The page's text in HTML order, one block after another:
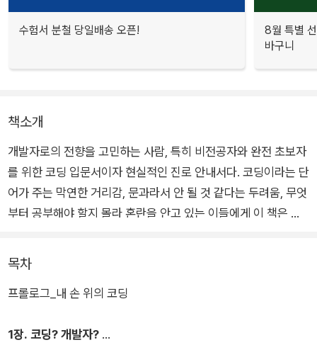
수험서 분철 당일배송 오픈!
8월 특별
바구니
책소개
개발자로의 전향을 고민하는 사람, 특히 비전공자와 완전 초보자
를 위한 코딩 입문서이자 현실적인 진로 안내서다. 코딩이라는 단
어가 주는 막연한 거리감, 문과라서 안 될 것 같다는 두려움, 무엇
부터 공부해야 할지 몰라 혼란을 안고 있는 이들에게 이 책은 가
현직 개발자이자 다수의 IT 입문서를 집필한 저자는 개발이라는
영역을 거창한 기술이 아닌, 우리의 일상과 연결해 쉽고 친숙하게
전자결제 시스템 등이 모두 코딩으로 작동된다는 점을 짚으며 결
목차
프롤로그_내 손 위의 코딩
1장. 코딩? 개발자?